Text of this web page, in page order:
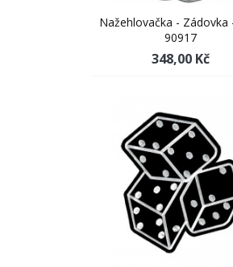
Nažehlovačka - Zádovka
90917
348,00 Kč